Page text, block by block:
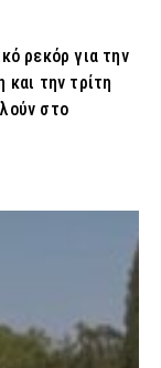
ρεκόρ για την
την τρίτη
στο